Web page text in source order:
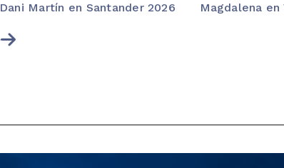
Dani Martín en Santander 2026